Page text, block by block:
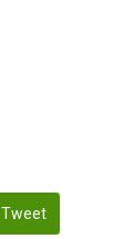
Tweet